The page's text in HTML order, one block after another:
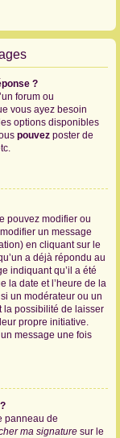
?
forum ou
vous ayez besoin
options disponibles
pouvez poster de
pouvez modifier ou
un message
en cliquant sur le
a déjà répondu au
indiquant qu’il a été
la date et l’heure de la
un modérateur ou un
la possibilité de laisser
propre initiative.
message une fois
panneau de
ma signature sur le